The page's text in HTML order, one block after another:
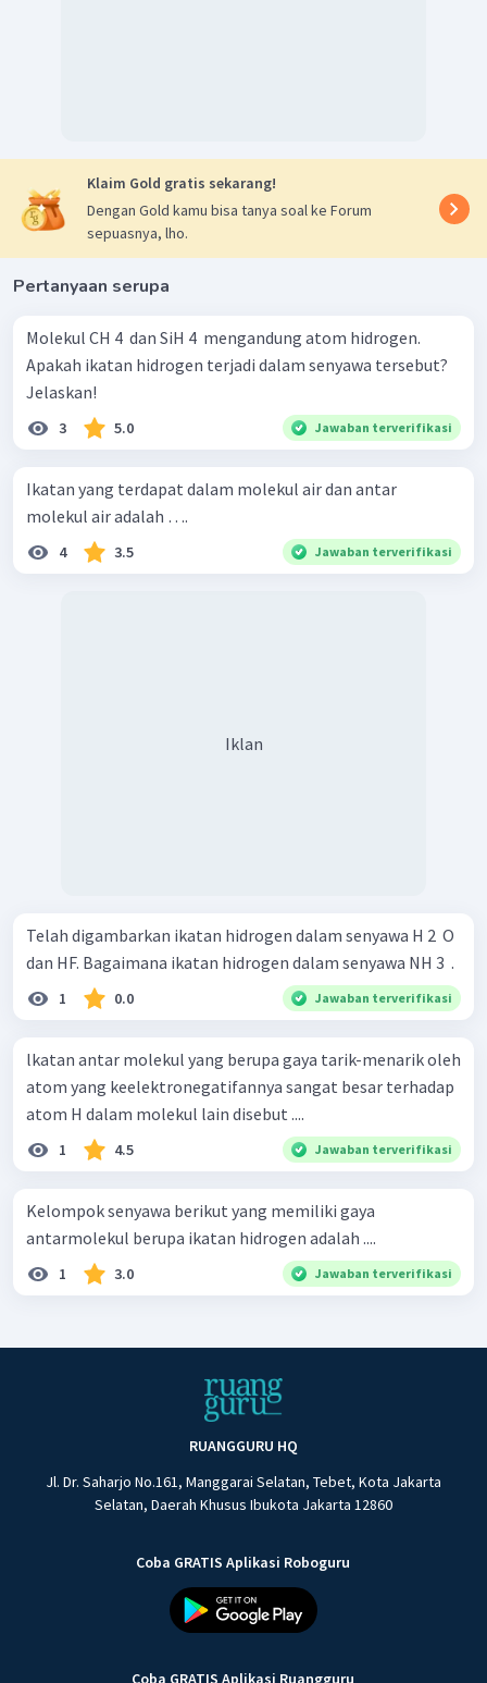
Klaim Gold gratis sekarang!
Dengan Gold kamu bisa tanya soal ke Forum
sepuasnya, lho.
Pertanyaan serupa
Molekul CH 4 ​ dan SiH 4 ​ mengandung atom hidrogen.
Apakah ikatan hidrogen terjadi dalam senyawa tersebut?
Jelaskan!
3 5.0 Jawaban terverifikasi
Ikatan yang terdapat dalam molekul air dan antar
molekul air adalah ….
4 3.5 Jawaban terverifikasi
Iklan
Telah digambarkan ikatan hidrogen dalam senyawa H 2 ​ O
dan HF. Bagaimana ikatan hidrogen dalam senyawa NH 3 ​ .
1 0.0 Jawaban terverifikasi
lkatan antar molekul yang berupa gaya tarik-menarik oleh
atom yang keelektronegatifannya sangat besar terhadap
atom H dalam molekul lain disebut ....
1 4.5 Jawaban terverifikasi
Kelompok senyawa berikut yang memiliki gaya
antarmolekul berupa ikatan hidrogen adalah ....
1 3.0 Jawaban terverifikasi
RUANGGURU HQ
Jl. Dr. Saharjo No.161, Manggarai Selatan, Tebet, Kota Jakarta
Selatan, Daerah Khusus Ibukota Jakarta 12860
Coba GRATIS Aplikasi Roboguru
Coba GRATIS Aplikasi Ruangguru